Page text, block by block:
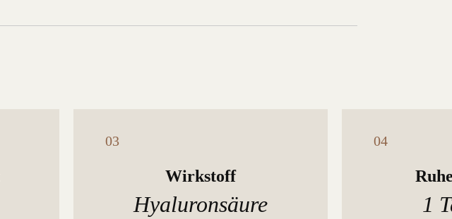
Wirkstoff
Hyaluronsäure 1